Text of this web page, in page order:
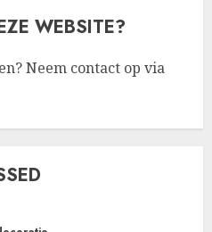
WEBSITE?
Neem contact op via